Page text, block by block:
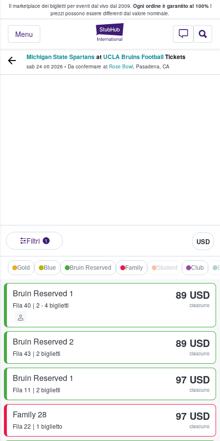
Il marketplace dei biglietti per eventi dal vivo dal 2009. Ogni ordine è garantito al 100%I
prezzi possono essere differenti dal valore nominale.
StubHub - Dove
Menu
fan comprano e vendono biglietti
Michigan State Spartansat UCLA Bruins FootballTickets
sab 24 ott 2026 • Da confermare at Rose Bowl, Pasadena, CA
Filtri 1 USD
Gold Blue Bruin Reserved Family Student Club
Bruin Reserved 1
Fila 40 2 - 4 biglietti
89 USD
ciascuno
Bruin Reserved 2
Fila 43 2 biglietti
89 USD
ciascuno
Bruin Reserved 1
Fila 11 2 biglietti
97 USD
ciascuno
Family 28
Fila 22 1 biglietto
97 USD
ciascuno